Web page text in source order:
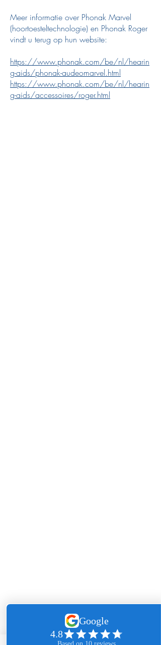
Meer informatie over Phonak Marvel
(hoortoesteltechnologie) en Phonak Roger
vindt u terug op hun website:
https://www.phonak.com/be/nl/hearin
g-aids/phonak-audeomarvel.html
https://www.phonak.com/be/nl/hearin
g-aids/accessoires/roger.html